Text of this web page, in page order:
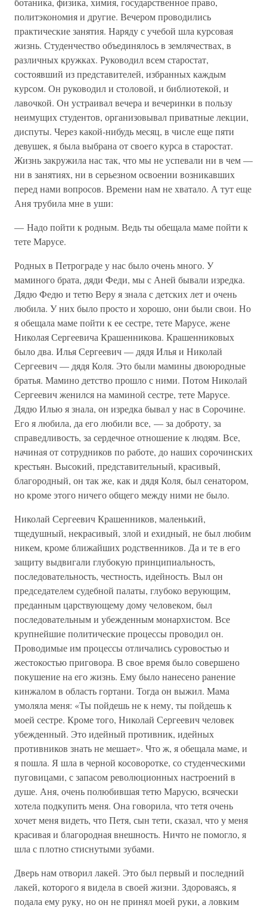
политэкономия и другие. Вечером проводились
практические занятия. Наряду с учебой шла курсовая
жизнь. Студенчество объединялось в землячествах, в
различных кружках. Руководил всем старостат,
состоявший из представителей, избранных каждым
курсом. Он руководил и столовой, и библиотекой, и
лавочкой. Он устраивал вечера и вечеринки в пользу
неимущих студентов, организовывал приватные лекции,
диспуты. Через какой-нибудь месяц, в числе еще пяти
девушек, я была выбрана от своего курса в старостат.
Жизнь закружила нас так, что мы не успевали ни в чем —
ни в занятиях, ни в серьезном освоении возникавших
перед нами вопросов. Времени нам не хватало. А тут еще
Аня трубила мне в уши:
— Надо пойти к родным. Ведь ты обещала маме пойти к
тете Марусе.
Родных в Петрограде у нас было очень много. У
маминого брата, дяди Феди, мы с Аней бывали изредка.
Дядю Федю и тетю Веру я знала с детских лет и очень
любила. У них было просто и хорошо, они были свои. Но
я обещала маме пойти к ее сестре, тете Марусе, жене
Николая Сергеевича Крашенникова. Крашенниковых
было два. Илья Сергеевич — дядя Илья и Николай
Сергеевич — дядя Коля. Это были мамины двоюродные
братья. Мамино детство прошло с ними. Потом Николай
Сергеевич женился на маминой сестре, тете Марусе.
Дядю Илью я знала, он изредка бывал у нас в Сорочине.
Его я любила, да его любили все, — за доброту, за
справедливость, за сердечное отношение к людям. Все,
начиная от сотрудников по работе, до наших сорочинских
крестьян. Высокий, представительный, красивый,
благородный, он так же, как и дядя Коля, был сенатором,
но кроме этого ничего общего между ними не было.
Николай Сергеевич Крашенников, маленький,
тщедушный, некрасивый, злой и ехидный, не был любим
никем, кроме ближайших родственников. Да и те в его
защиту выдвигали глубокую принципиальность,
последовательность, честность, идейность. Выл он
председателем судебной палаты, глубоко верующим,
преданным царствующему дому человеком, был
последовательным и убежденным монархистом. Все
крупнейшие политические процессы проводил он.
Проводимые им процессы отличались суровостью и
жестокостью приговора. В свое время было совершено
покушение на его жизнь. Ему было нанесено ранение
кинжалом в область гортани. Тогда он выжил. Мама
умоляла меня: «Ты пойдешь не к нему, ты пойдешь к
моей сестре. Кроме того, Николай Сергеевич человек
убежденный. Это идейный противник, идейных
противников знать не мешает». Что ж, я обещала маме, и
я пошла. Я шла в черной косоворотке, со студенческими
пуговицами, с запасом революционных настроений в
душе. Аня, очень полюбившая тетю Марусю, всячески
хотела подкупить меня. Она говорила, что тетя очень
хочет меня видеть, что Петя, сын тети, сказал, что у меня
красивая и благородная внешность. Ничто не помогло, я
шла с плотно стиснутыми зубами.
Дверь нам отворил лакей. Это был первый и последний
лакей, которого я видела в своей жизни. Здороваясь, я
подала ему руку, но он не принял моей руки, а ловким